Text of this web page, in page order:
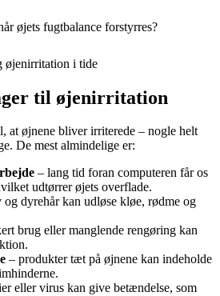
øjets fugtbalance forstyrres?
øjenirritation i tide
til øjenirritation
at øjnene bliver irriterede – nogle helt
De mest almindelige er:
– lang tid foran computeren får os
udtørrer øjets overflade.
dyrehår kan udløse kløe, rødme og
brug eller manglende rengøring kan
– produkter tæt på øjnene kan indeholde
eller virus kan give betændelse, som